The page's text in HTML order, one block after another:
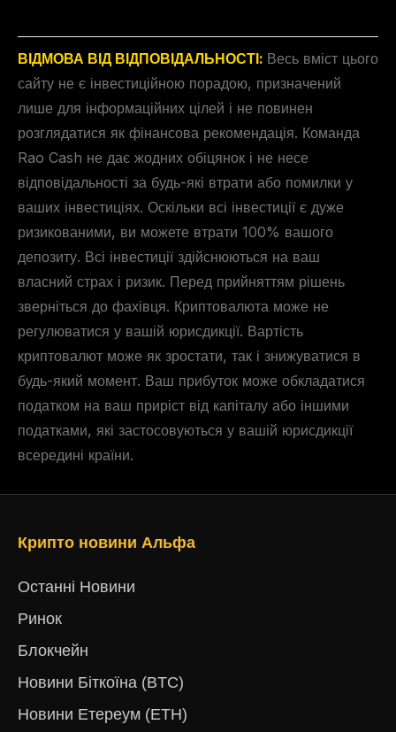
ВІДМОВА ВІД ВІДПОВІДАЛЬНОСТІ: Весь вміст цього
сайту не є інвестиційною порадою, призначений
лише для інформаційних цілей і не повинен
розглядатися як фінансова рекомендація. Команда
Rao Cash не дає жодних обіцянок і не несе
відповідальності за будь-які втрати або помилки у
ваших інвестиціях. Оскільки всі інвестиції є дуже
ризикованими, ви можете втрати 100% вашого
депозиту. Всі інвестиції здійснюються на ваш
власний страх і ризик. Перед прийняттям рішень
зверніться до фахівця. Криптовалюта може не
регулюватися у вашій юрисдикції. Вартість
криптовалют може як зростати, так і знижуватися в
будь-який момент. Ваш прибуток може обкладатися
податком на ваш приріст від капіталу або іншими
податками, які застосовуються у вашій юрисдикції
всередині країни.
Крипто новини Альфа
Останні Новини
Ринок
Блокчейн
Новини Біткоїна (BTC)
Новини Етереум (ETH)